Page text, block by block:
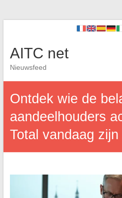
AITC net
Nieuwsfeed
Ontdek wie de
aandeelhouders
Total vandaag zijn